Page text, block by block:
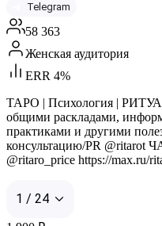
Telegram
58 363
Женская аудитория
ERR 4%
ТАРО | Психология |
общими раскладами,
практиками и другими
консультацию/PR @ritarot
@ritaro_price https://max.ru/
1 / 24